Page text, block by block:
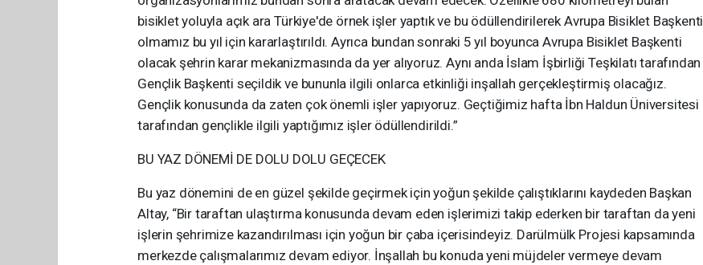
bisiklet yoluyla açık ara Türkiye'de örnek işler yaptık ve bu ödüllendirilerek Avrupa Bisiklet Başkenti
olmamız bu yıl için kararlaştırıldı. Ayrıca bundan sonraki 5 yıl boyunca Avrupa Bisiklet Başkenti
olacak şehrin karar mekanizmasında da yer alıyoruz. Aynı anda İslam İşbirliği Teşkilatı tarafından
Gençlik Başkenti seçildik ve bununla ilgili onlarca etkinliği inşallah gerçekleştirmiş olacağız.
Gençlik konusunda da zaten çok önemli işler yapıyoruz. Geçtiğimiz hafta İbn Haldun Üniversitesi
tarafından gençlikle ilgili yaptığımız işler ödüllendirildi.”
BU YAZ DÖNEMİ DE DOLU DOLU GEÇECEK
Bu yaz dönemini de en güzel şekilde geçirmek için yoğun şekilde çalıştıklarını kaydeden Başkan
Altay, “Bir taraftan ulaştırma konusunda devam eden işlerimizi takip ederken bir taraftan da yeni
işlerin şehrimize kazandırılması için yoğun bir çaba içerisindeyiz. Darülmülk Projesi kapsamında
merkezde çalışmalarımız devam ediyor. İnşallah bu konuda yeni müjdeler vermeye devam